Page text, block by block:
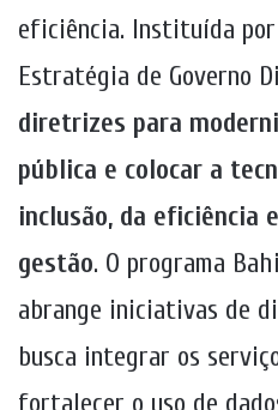
eficiência. Instituída
Estratégia de Governo
diretrizes para
pública e colocar a
inclusão, da eficiência
gestão. O programa
abrange iniciativas de
busca integrar os
fortalecer o uso de